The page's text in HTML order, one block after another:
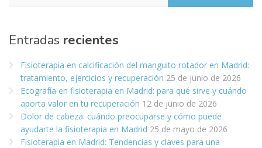
Entradas recientes
Fisioterapia en calcificación del manguito rotador en Madrid:
tratamiento, ejercicios y recuperación 25 de junio de 2026
Ecografía en fisioterapia en Madrid: para qué sirve y cuándo
aporta valor en tu recuperación 12 de junio de 2026
Dolor de cabeza: cuándo preocuparse y cómo puede
ayudarte la fisioterapia en Madrid 25 de mayo de 2026
Fisioterapia en Madrid: Tendencias y claves para una